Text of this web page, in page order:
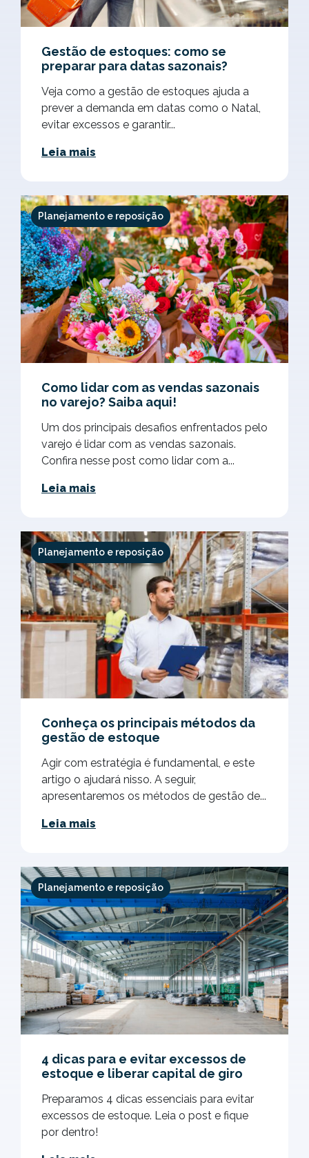
Gestão de estoques: como se
preparar para datas sazonais?
Veja como a gestão de estoques ajuda a
prever a demanda em datas como o Natal,
evitar excessos e garantir...
Leia mais
Planejamento e reposição
Como lidar com as vendas sazonais
no varejo? Saiba aqui!
Um dos principais desafios enfrentados pelo
varejo é lidar com as vendas sazonais.
Confira nesse post como lidar com a...
Leia mais
Planejamento e reposição
Conheça os principais métodos da
gestão de estoque
Agir com estratégia é fundamental, e este
artigo o ajudará nisso. A seguir,
apresentaremos os métodos de gestão de...
Leia mais
Planejamento e reposição
4 dicas para e evitar excessos de
estoque e liberar capital de giro
Preparamos 4 dicas essenciais para evitar
excessos de estoque. Leia o post e fique
por dentro!